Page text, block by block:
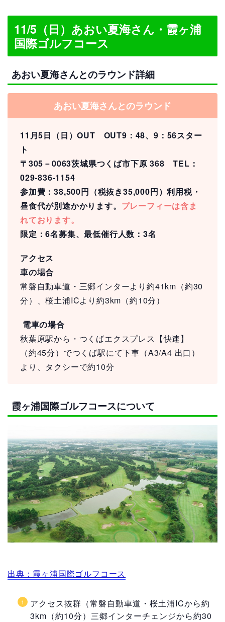
11/5（日）あおい夏海さん・霞ヶ浦
国際ゴルフコース
あおい夏海さんとのラウンド詳細
あおい夏海さんとのラウンド
11月5日（日）OUT OUT9：48、9：56スター
ト
〒305－0063茨城県つくば市下原 368 TEL：
029-836-1154
参加費：38,500円（税抜き35,000円）利用税・
昼食代が別途かかります。 プレーフィーは含ま
れております。
限定：6名募集、最低催行人数：3名
アクセス
車の場合
常磐自動車道・三郷インターより約41km（約30
分）、桜土浦ICより約3km（約10分）
電車の場合
秋葉原駅から・つくばエクスプレス【快速】
（約45分）でつくば駅にて下車（A3/A4 出口）
より、タクシーで約10分
霞ヶ浦国際ゴルフコースについて
出典：霞ヶ浦国際ゴルフコース
アクセス抜群（常磐自動車道・桜土浦ICから約
3km（約10分）三郷インターチェンジから約30